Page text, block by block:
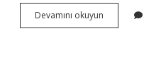
Devamını okuyun
En